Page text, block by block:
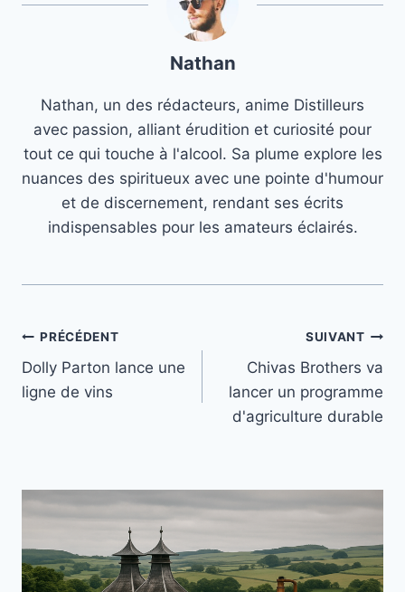
Nathan
Nathan, un des rédacteurs, anime Distilleurs
avec passion, alliant érudition et curiosité pour
tout ce qui touche à l'alcool. Sa plume explore les
nuances des spiritueux avec une pointe d'humour
et de discernement, rendant ses écrits
indispensables pour les amateurs éclairés.
Navigation
de
PRÉCÉDENT
Dolly Parton lance une
ligne de vins
SUIVANT
Chivas Brothers va
lancer un programme
d'agriculture durable